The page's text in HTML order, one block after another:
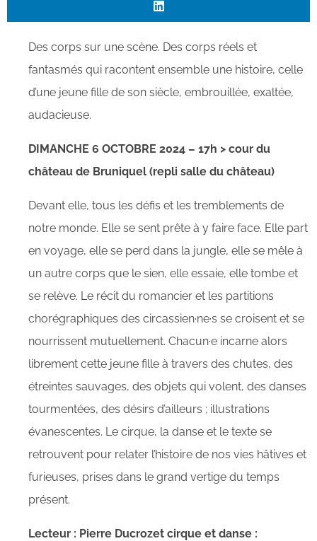
Des corps sur une scène. Des corps réels et
fantasmés qui racontent ensemble une histoire, celle
d’une jeune fille de son siècle, embrouillée, exaltée,
audacieuse.
DIMANCHE 6 OCTOBRE 2024 – 17h > cour du
château de Bruniquel (repli salle du château)
Devant elle, tous les défis et les tremblements de
notre monde. Elle se sent prête à y faire face. Elle part
en voyage, elle se perd dans la jungle, elle se mêle à
un autre corps que le sien, elle essaie, elle tombe et
se relève. Le récit du romancier et les partitions
chorégraphiques des circassien·ne·s se croisent et se
nourrissent mutuellement. Chacun·e incarne alors
librement cette jeune fille à travers des chutes, des
étreintes sauvages, des objets qui volent, des danses
tourmentées, des désirs d’ailleurs ; illustrations
évanescentes. Le cirque, la danse et le texte se
retrouvent pour relater l’histoire de nos vies hâtives et
furieuses, prises dans le grand vertige du temps
présent.
Lecteur : Pierre Ducrozet cirque et danse :